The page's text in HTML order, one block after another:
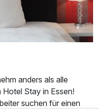
anders als alle
Hotel Stay in Essen!
suchen für einen